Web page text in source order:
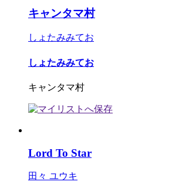
キャンタマ村
しょたみみてお
しょたみみてお
キャンタマ村
Lord To Star
田々 ユウキ